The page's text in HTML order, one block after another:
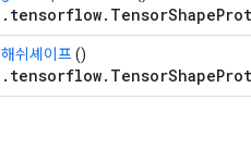
해쉬셰이프()